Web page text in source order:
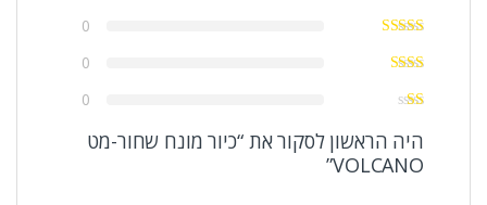
0
0
0
היה הראשון לסקור את “כיור מונח שחור-מט
VOLCANO”